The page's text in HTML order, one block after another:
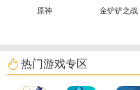
原神 金铲铲之战
热门游戏专区